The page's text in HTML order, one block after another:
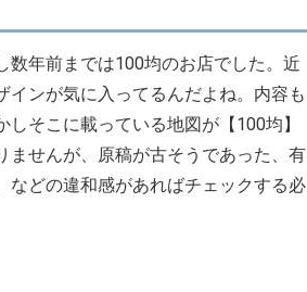
数年前までは100均のお店でした。近
ンが気に入ってるんだよね。内容も
そこに載っている地図が【100均】
ませんが、原稿が古そうであった、有
などの違和感があればチェックする必